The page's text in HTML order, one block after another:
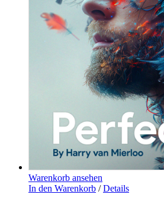
Warenkorb ansehen
In den Warenkorb / Details